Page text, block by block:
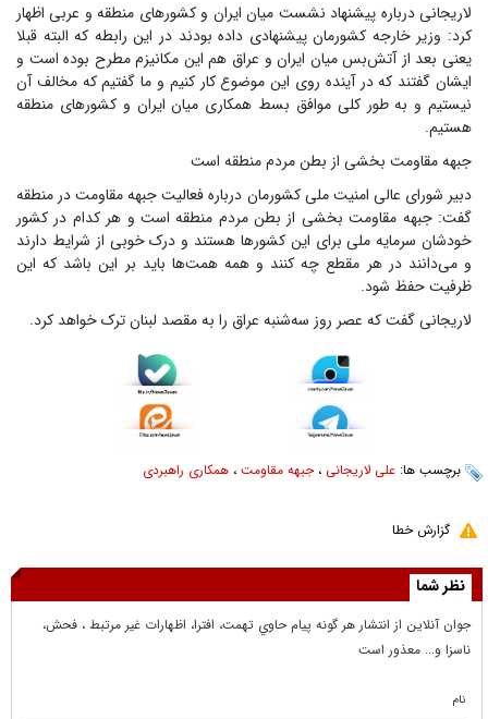
لاریجانی درباره پیشنهاد نشست میان ایران و کشورهای منطقه و عربی اظهار
کرد: وزیر خارجه کشورمان پیشنهادی داده بودند در این رابطه که البته قبلا
یعنی بعد از آتش‌بس میان ایران و عراق هم این مکانیزم مطرح بوده است و
ایشان گفتند که در آینده روی این موضوع کار کنیم و ما گفتیم که مخالف آن
نیستیم و به طور کلی موافق بسط همکاری میان ایران و کشورهای منطقه
هستیم.
جبهه مقاومت بخشی از بطن مردم منطقه است
دبیر شورای عالی امنیت ملی کشورمان درباره فعالیت جبهه مقاومت در منطقه
گفت: جبهه مقاومت بخشی از بطن مردم منطقه است و هر کدام در کشور
خودشان سرمایه ملی برای این کشورها هستند و درک خوبی از شرایط دارند
و می‌دانند در هر مقطع چه کنند و همه همت‌ها باید بر این باشد که این
ظرفیت حفظ شود.
لاریجانی گفت که عصر روز سه‌شنبه عراق را به مقصد لبنان ترک خواهد کرد.
برچسب ها: علی لاریجانی ،جبهه مقاومت ، همکاری راهبردی
گزارش خطا
نظر شما
جوان آنلاين از انتشار هر گونه پيام حاوي تهمت، افترا، اظهارات غير مرتبط ، فحش،
ناسزا و... معذور است
نام